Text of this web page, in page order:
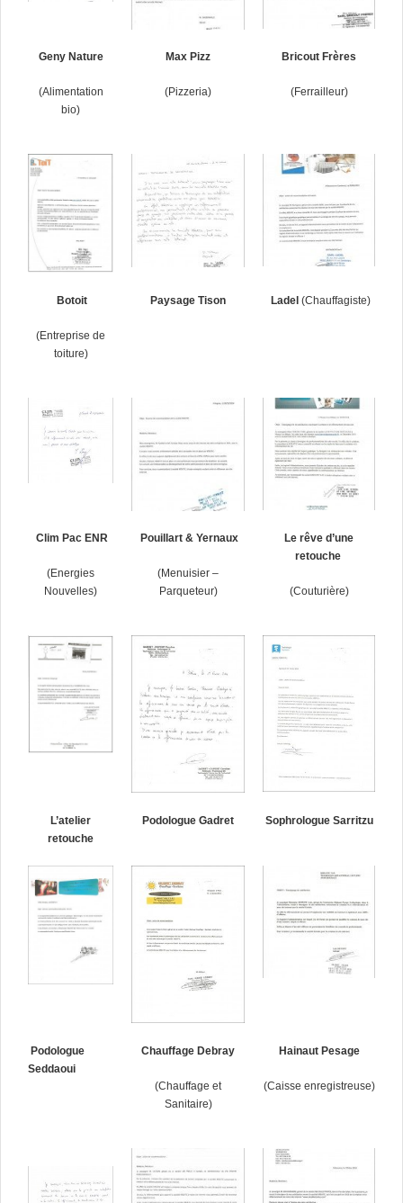
Geny Nature
(Alimentation
bio)
Max Pizz
(Pizzeria)
Bricout Frères
(Ferrailleur)
Botoit
(Entreprise de
toiture)
Paysage Tison Ladel (Chauffagiste)
Clim Pac ENR
(Energies
Nouvelles)
Pouillart & Yernaux
(Menuisier –
Parqueteur)
Le rêve d’une
retouche
(Couturière)
L’atelier
retouche
Podologue Gadret Sophrologue Sarritzu
Podologue
Seddaoui
Chauffage Debray
(Chauffage et
Sanitaire)
Hainaut Pesage
(Caisse enregistreuse)